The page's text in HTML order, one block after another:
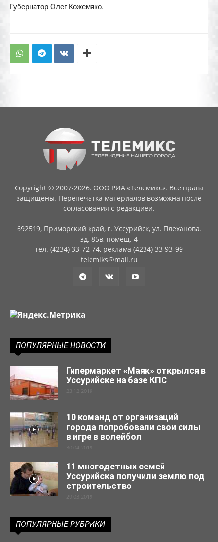
Губернатор Олег Кожемяко.
Copyright © 2007-2026. ООО РИА «Телемикс». Все права
защищены. Перепечатка материалов возможна после
согласования с редакцией.
692519, Приморский край, г. Уссурийск, ул. Плеханова,
зд. 85в, помещ. 4
тел. (4234) 33-72-74, реклама (4234) 33-93-99
telemiks@mail.ru
ПОПУЛЯРНЫЕ НОВОСТИ
Гипермаркет «Маяк» открылся в
Уссурийске на базе КПС
23.12.2019
10 команд от организаций
города попробовали свои силы
в игре в волейбол
30.04.2019
11 многодетных семей
Уссурийска получили землю под
строительство
29.03.2019
ПОПУЛЯРНЫЕ РУБРИКИ